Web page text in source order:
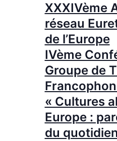
XXXIVème
réseau
de l’Europe
IVème
Groupe de
« Cultures
Europe :
du